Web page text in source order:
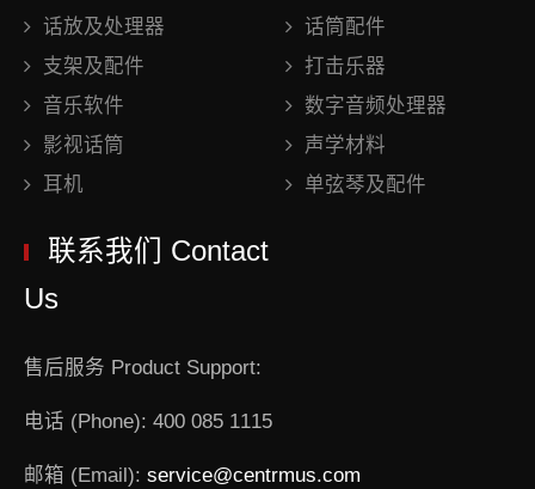
话放及处理器
话筒配件
支架及配件
打击乐器
音乐软件
数字音频处理器
影视话筒
声学材料
耳机
单弦琴及配件
联系我们 Contact
Us
售后服务 Product Support:
电话 (Phone): 400 085 1115
邮箱 (Email): service@centrmus.com